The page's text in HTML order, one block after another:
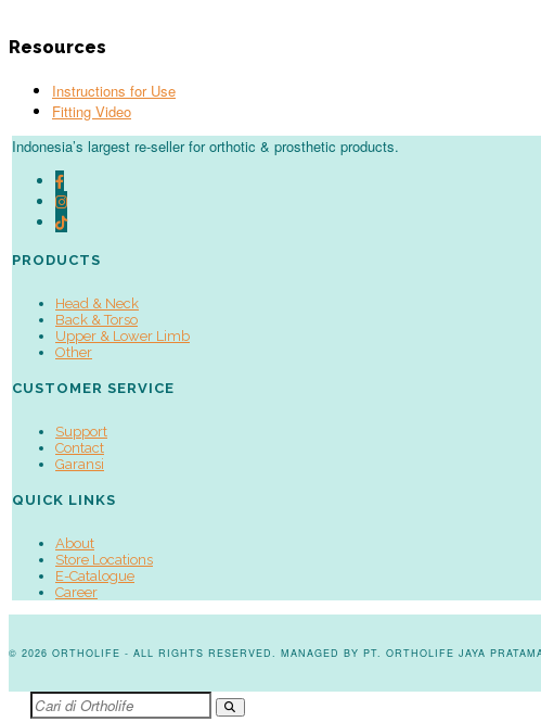
Resources
Instructions for Use
Fitting Video
Indonesia’s largest re-seller for orthotic & prosthetic products.
PRODUCTS
Head & Neck
Back & Torso
Upper & Lower Limb
Other
CUSTOMER SERVICE
Support
Contact
Garansi
QUICK LINKS
About
Store Locations
E-Catalogue
Career
© 2026 ORTHOLIFE - ALL RIGHTS RESERVED. MANAGED BY PT. ORTHOLIFE JAYA